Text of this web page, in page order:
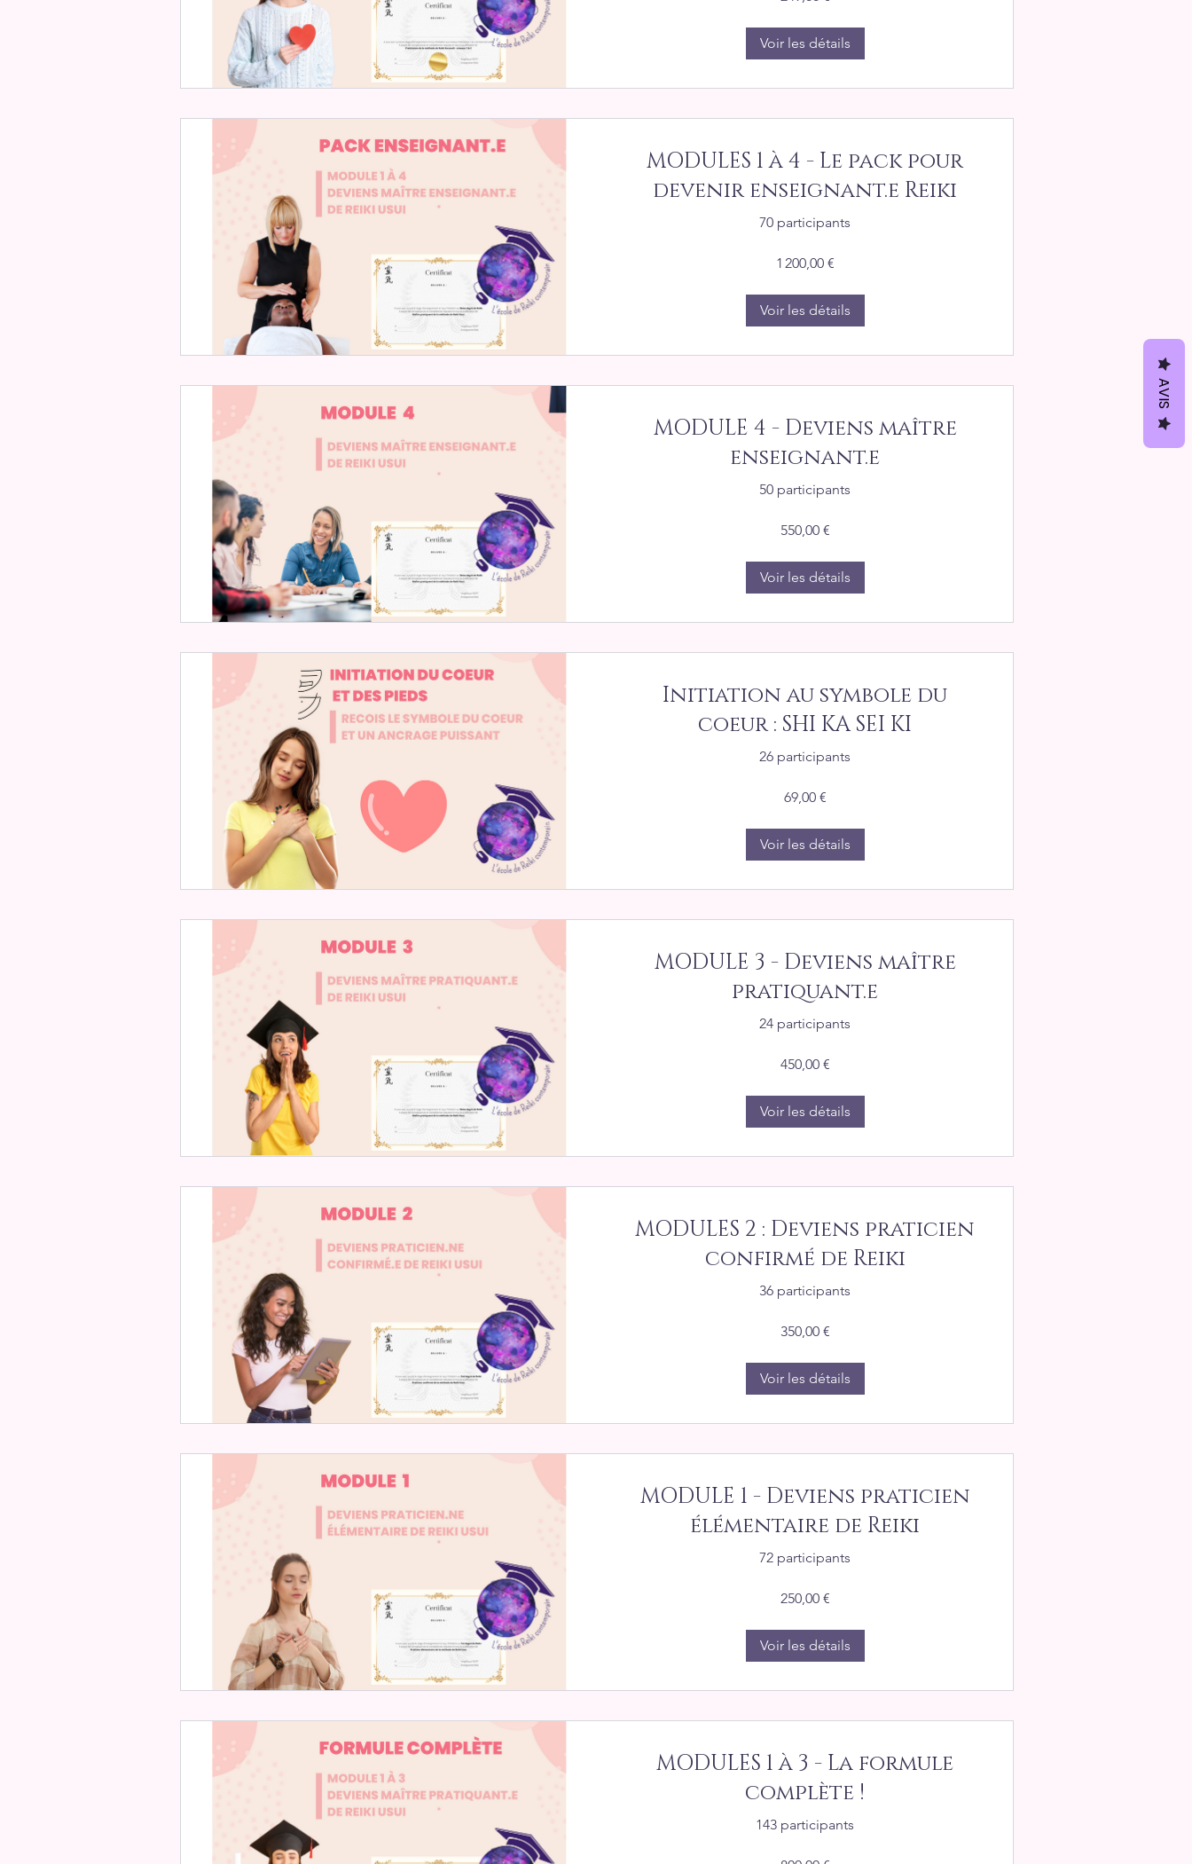
Voir les détails
MODULES 1 à 4 - Le pack pour
devenir enseignant.e Reiki
70 participants
1 200,00 €
Voir les détails
MODULE 4 - Deviens maître
enseignant.e
50 participants
550,00 €
Voir les détails
Initiation au symbole du
coeur : SHI KA SEI KI
26 participants
69,00 €
Voir les détails
MODULE 3 - Deviens maître
pratiquant.e
24 participants
450,00 €
Voir les détails
MODULES 2 : Deviens praticien
confirmé de Reiki
36 participants
350,00 €
Voir les détails
MODULE 1 - Deviens praticien
élémentaire de Reiki
72 participants
250,00 €
Voir les détails
MODULES 1 à 3 - La formule
complète !
143 participants
AVIS